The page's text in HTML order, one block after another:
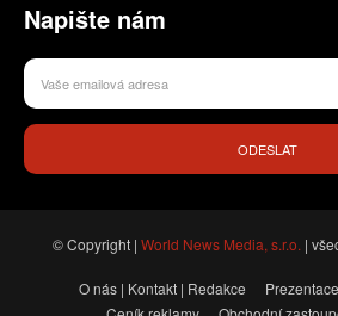
Napište nám
ODESLAT
© Copyright | World News Media, s.r.o. |
O nás | Kontakt | Redakce